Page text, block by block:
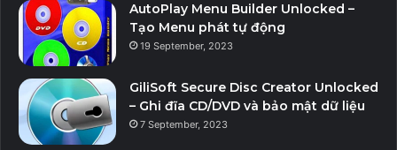
AutoPlay Menu Builder Unlocked –
Tạo Menu phát tự động
19 September, 2023
GiliSoft Secure Disc Creator Unlocked
– Ghi đĩa CD/DVD và bảo mật dữ liệu
7 September, 2023